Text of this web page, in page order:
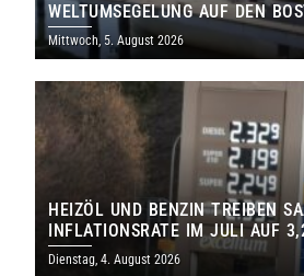
WELTUMSEGELUNG AUF DEN
Mittwoch, 5. August 2026
HEIZÖL UND BENZIN TREIBEN
INFLATIONSRATE IM JULI AUF
Dienstag, 4. August 2026